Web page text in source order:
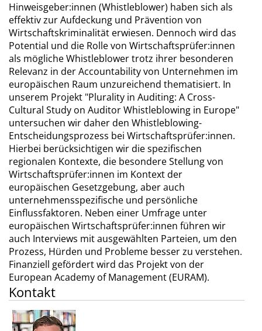
Hinweisgeber:innen (Whistleblower) haben sich als
effektiv zur Aufdeckung und Prävention von
Wirtschaftskriminalität erwiesen. Dennoch wird das
Potential und die Rolle von Wirtschaftsprüfer:innen
als mögliche Whistleblower trotz ihrer besonderen
Relevanz in der Accountability von Unternehmen im
europäischen Raum unzureichend thematisiert. In
unserem Projekt "Plurality in Auditing: A Cross-
Cultural Study on Auditor Whistleblowing in Europe"
untersuchen wir daher den Whistleblowing-
Entscheidungsprozess bei Wirtschaftsprüfer:innen.
Hierbei berücksichtigen wir die spezifischen
regionalen Kontexte, die besondere Stellung von
Wirtschaftsprüfer:innen im Kontext der
europäischen Gesetzgebung, aber auch
unternehmensspezifische und persönliche
Einflussfaktoren. Neben einer Umfrage unter
europäischen Wirtschaftsprüfer:innen führen wir
auch Interviews mit ausgewählten Parteien, um den
Prozess, Hürden und Probleme besser zu verstehen.
Finanziell gefördert wird das Projekt von der
European Academy of Management (EURAM).
Kontakt